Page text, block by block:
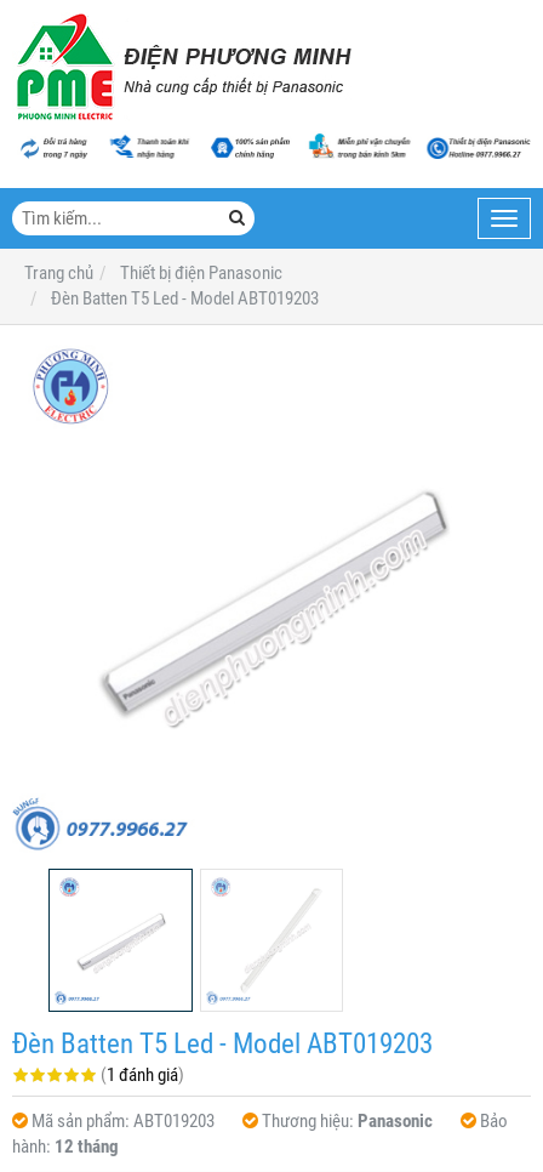
Trang chủ
Thiết bị điện Panasonic
Đèn Batten T5 Led - Model ABT019203
Đèn Batten T5 Led - Model ABT019203
(1 đánh giá)
Mã sản phẩm: ABT019203 Thương hiệu: Panasonic
Bảo
hành: 12 tháng